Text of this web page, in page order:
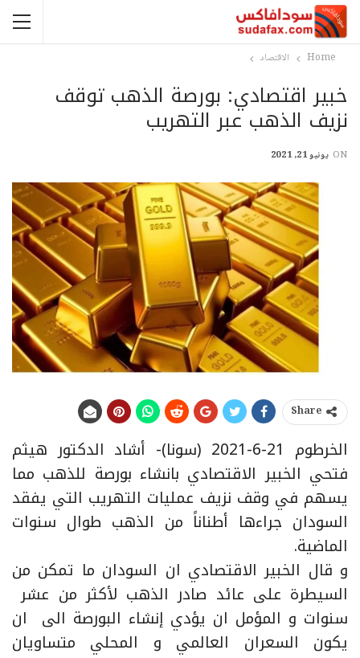
Home الاقتصاد
خبير اقتصادي: بورصة الذهب توقف
نزيف الذهب عبر التهريب
ON يونيو 21, 2021
Share
الخرطوم 21-6-2021 (سونا)- أشاد الدكتور هيثم
فتحي الخبير الاقتصادي بانشاء بورصة للذهب مما
يسهم في وقف نزيف عمليات التهريب التي يفقد
السودان جراءها أطناناً من الذهب طوال سنوات
الماضية.
و قال الخبير الاقتصادي ان السودان ما تمكن من
السيطرة على عائد صادر الذهب لأكثر من عشر
سنوات و المؤمل ان يؤدي إنشاء البورصة الى ان
يكون السعران العالمي و المحلي متساويان